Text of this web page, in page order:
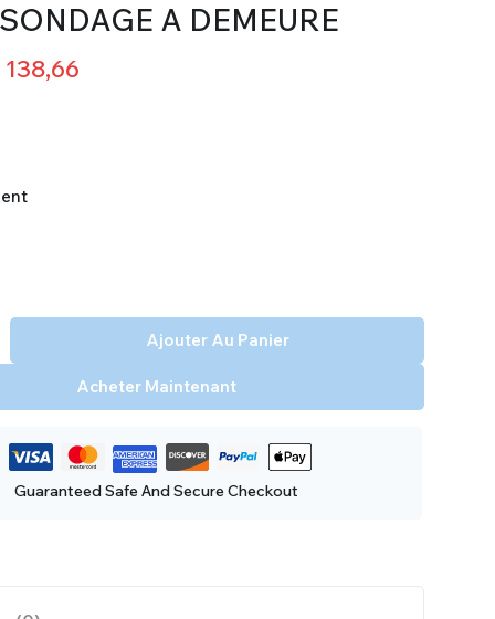
A DEMEURE
138,66
Ajouter Au Panier
Acheter Maintenant
Guaranteed Safe And Secure Checkout